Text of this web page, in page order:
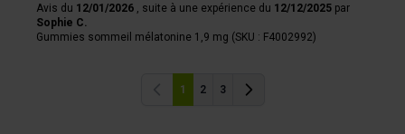
Avis du 12/01/2026 , suite à une expérience du 12/12/2025 par
Sophie C.
Gummies sommeil mélatonine 1,9 mg (SKU : F4002992)
Previous
1 2 3
Previous